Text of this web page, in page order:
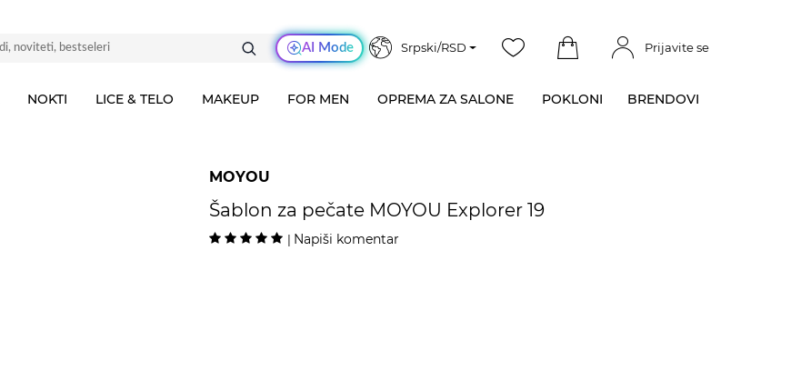
AI Mode Srpski/RSD Prijavite se
NOKTI LICE & TELO MAKEUP FOR MEN OPREMA ZA SALONE POKLONI BRENDOVI
MOYOU
Šablon za pečate MOYOU Explorer 19
| Napiši komentar